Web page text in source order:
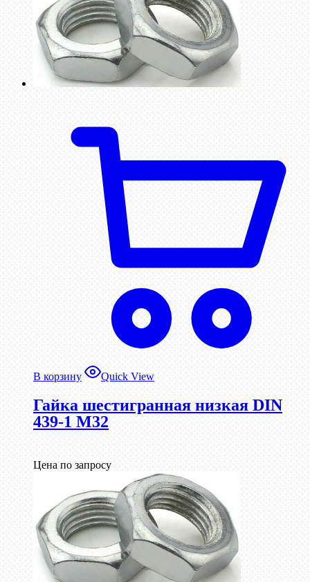
В корзину Quick View
Гайка шестигранная низкая DIN
439-1 М32
Цена по запросу